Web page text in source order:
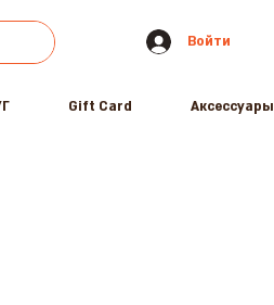
Войти
Gift Card Аксессуары